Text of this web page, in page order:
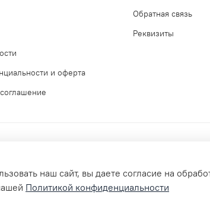
и оферта
Обратная связь
Реквизиты
наш сайт, вы даете согласие на
Политикой конфиденциальности